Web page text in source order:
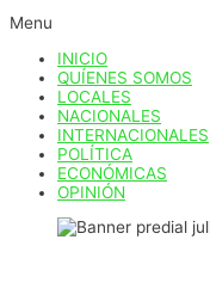
Menu
INICIO
QUÍENES SOMOS
LOCALES
NACIONALES
INTERNACIONALES
POLÍTICA
ECONÓMICAS
OPINIÓN